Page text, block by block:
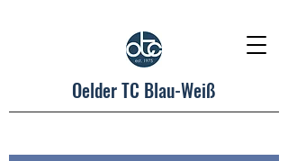
Oelder TC Blau-Weiß